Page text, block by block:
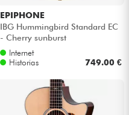
EPIPHONE
IBG Hummingbird Standard EC
- Cherry sunburst
Internet
Historias
749.00 €